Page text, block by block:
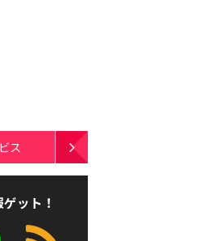
ス
ット！